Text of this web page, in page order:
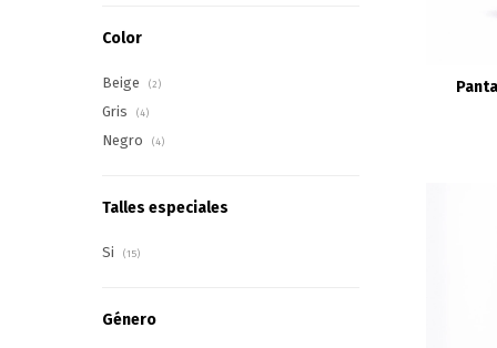
Color
Beige (2)
Gris (4)
Negro (4)
Talles especiales
Si (15)
Género